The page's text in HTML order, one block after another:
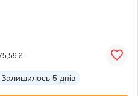
₴
Залишилось 5 днів